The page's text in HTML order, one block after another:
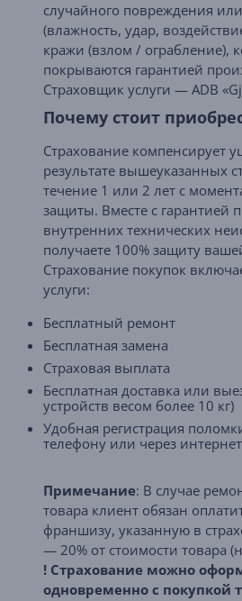
случайного повреждения
(влажность, удар,
кражи (взлом / ограбление),
покрываются гарантией
Страховщик услуги — ADB
Почему стоит
Страхование компенсирует
результате вышеуказанных
течение 1 или 2 лет с
защиты. Вместе с гарантией
внутренних технических
получаете 100% защиту
Страхование покупок
услуги:
Бесплатный ремонт
Бесплатная замена
Страховая выплата
Бесплатная доставка или
устройств весом более 10 кг)
Удобная регистрация
телефону или через интернет
Примечание: В случае
товара клиент обязан
франшизу, указанную в
— 20% от стоимости товара
! Страхование можно
одновременно с покупкой